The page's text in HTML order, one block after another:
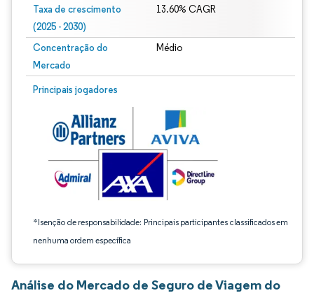
Taxa de crescimento
(2025 - 2030)
13.60% CAGR
Concentração do
Mercado
Médio
Principais jogadores
*Isenção de responsabilidade: Principais participantes classificados em
nenhuma ordem específica
Imagem © Mordor Intelligence. O reuso requer atribuição conforme CC BY 4.0.
Análise do Mercado de Seguro de Viagem do